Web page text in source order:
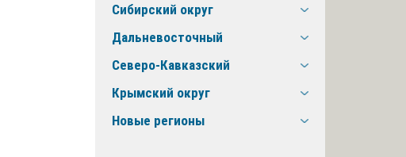
Сибирский округ
Дальневосточный
Северо-Кавказский
Крымский округ
Новые регионы